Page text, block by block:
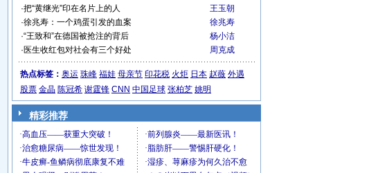
·把“黄继光”印在名片上的人
王玉朝
·徐兆寿：一个鸡蛋引发的血案
徐兆寿
·“王致和”在德国被抢注的背后
杨小洁
· 医生收红包对社会有三个好处 周克成
热点标签： 奥运 珠峰 福娃 母亲节 印花税 火炬 日本 赵薇 外遇
股票 金晶 陈冠希 谢霆锋 CNN 中国足球 张柏芝 姚明
精彩推荐